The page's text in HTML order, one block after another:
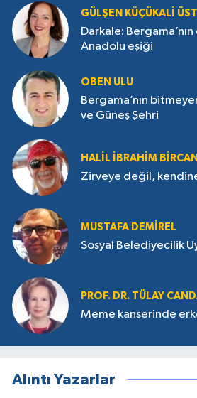
GÜLŞEN KÜÇÜKALI
Darkale: Bergama’nın
Anadolu eşiği
OBEN ULU
Bergama’nın
ve Güneş Şehri
HALIL İBRAHIM BIRCAN
Zirveye değil,
MUSTAFA DEMIREL
Sosyal Belediyecilik
PROF. DR. TÜLAY
Meme kanserinde
Alıntı Yazarlar